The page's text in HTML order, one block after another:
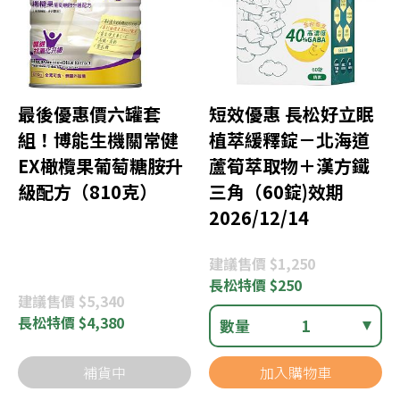
最後優惠價六罐套
組！博能生機關常健
EX橄欖果葡萄糖胺升
級配方（810克）
建議售價 $5,340
長松特價 $4,380
補貨中
短效優惠 長松好立眠
植萃緩釋錠－北海道
蘆筍萃取物＋漢方鐵
三角（60錠)效期
2026/12/14
建議售價 $1,250
長松特價 $250
數量 1
加入購物車